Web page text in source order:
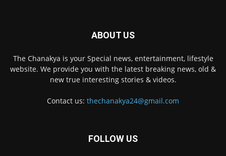
ABOUT US
The Chanakya is your Special news, entertainment, lifestyle
website. We provide you with the latest breaking news, old &
new true interesting stories & videos.
Contact us: thechanakya24@gmail.com
FOLLOW US